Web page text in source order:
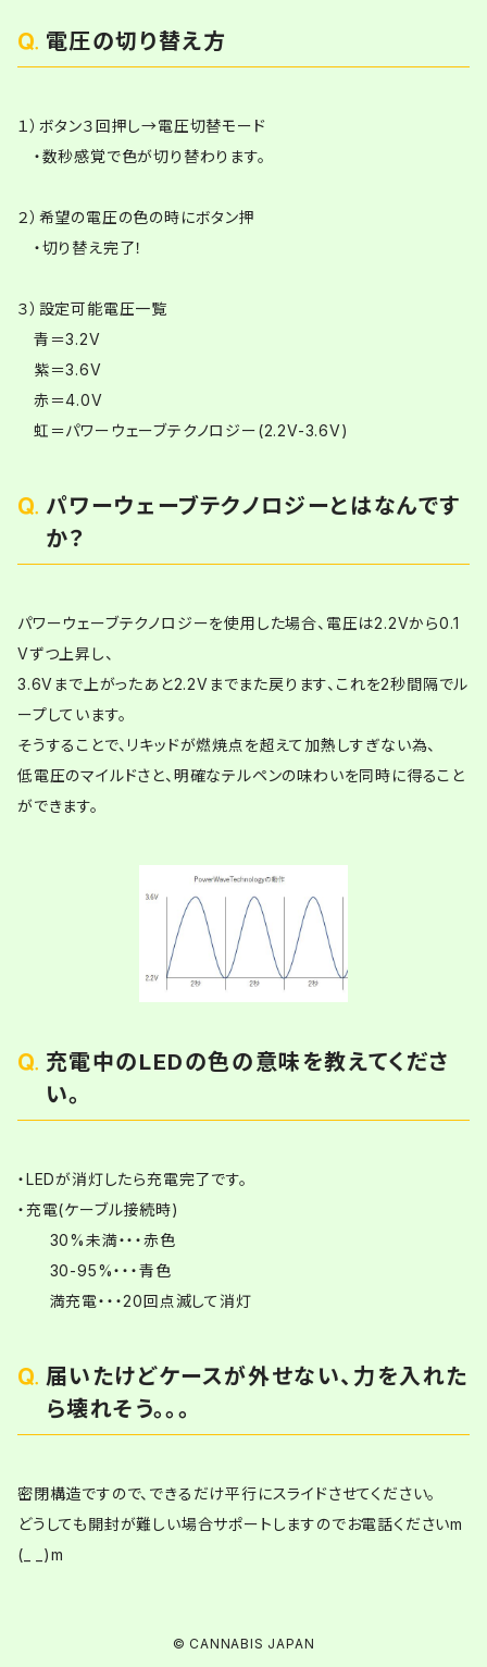
電圧の切り替え方
１）ボタン３回押し→電圧切替モード
・数秒感覚で色が切り替わります。
２）希望の電圧の色の時にボタン押
・切り替え完了！
３）設定可能電圧一覧
青＝3.2V
紫＝3.6V
赤＝4.0V
虹＝パワーウェーブテクノロジー(2.2V-3.6V)
パワーウェーブテクノロジーとはなんです
か？
パワーウェーブテクノロジーを使用した場合、電圧は2.2Vから0.1
Vずつ上昇し、
3.6Vまで上がったあと2.2Vまでまた戻ります、これを2秒間隔でル
ープしています。
そうすることで、リキッドが燃焼点を超えて加熱しすぎない為、
低電圧のマイルドさと、明確なテルペンの味わいを同時に得ること
ができます。
充電中のLEDの色の意味を教えてくださ
い。
・LEDが消灯したら充電完了です。
・充電(ケーブル接続時)
30%未満・・・赤色
30-95%・・・青色
満充電・・・20回点滅して消灯
届いたけどケースが外せない、力を入れた
ら壊れそう。。。
密閉構造ですので、できるだけ平行にスライドさせてください。
どうしても開封が難しい場合サポートしますのでお電話くださいm
(_ _)m
© CANNABIS JAPAN